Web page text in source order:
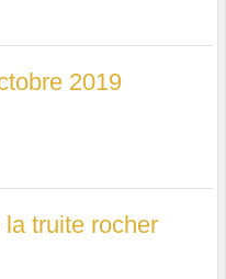
2019
truite rocher